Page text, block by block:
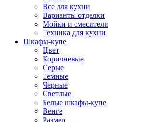
Все для кухни
Варианты отделки
Мойки и смесители
Техника для кухни
Шкафы-купе
Цвет
Коричневые
Серые
Темные
Черные
Светлые
Белые шкафы-купе
Венге
Размер